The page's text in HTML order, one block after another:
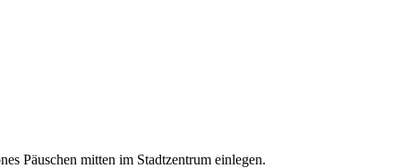
Päuschen mitten im Stadtzentrum einlegen.